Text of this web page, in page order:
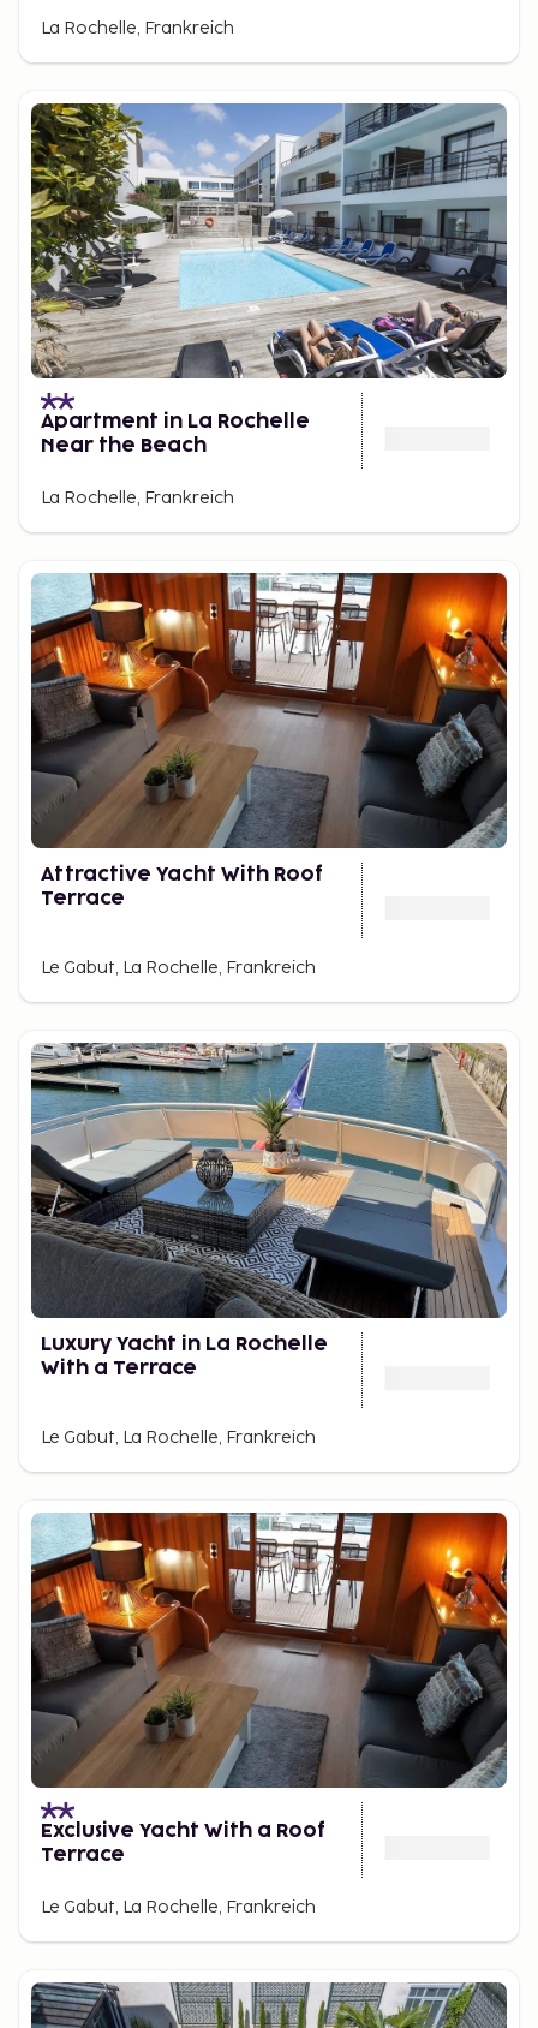
La Rochelle, Frankreich
Apartment in La Rochelle
Near the Beach
La Rochelle, Frankreich
Attractive Yacht With Roof
Terrace
Le Gabut, La Rochelle, Frankreich
Luxury Yacht in La Rochelle
With a Terrace
Le Gabut, La Rochelle, Frankreich
Exclusive Yacht With a Roof
Terrace
Le Gabut, La Rochelle, Frankreich